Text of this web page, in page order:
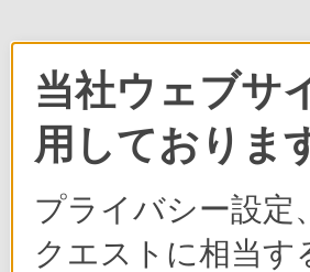
当社ウェブサ
用しておりま
プライバシー設定
クエストに相当